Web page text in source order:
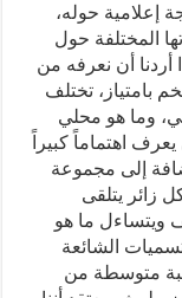
إعلامية حوله،
المختلفة حول
أردنا أن نعرفه من
تختلف
وما هو محلي
اهتماماً كبيراً
إلى مجموعة
زائر يتلقى
ويتساءل ما هو
الشائعة
متوسطة من